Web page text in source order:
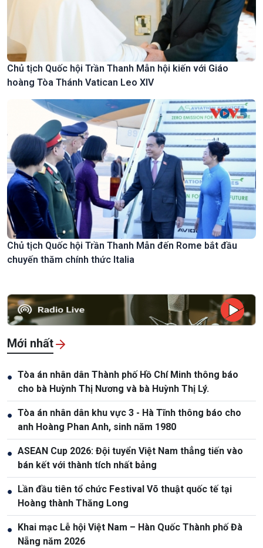
Chủ tịch Quốc hội Trần Thanh Mẫn hội kiến với Giáo
hoàng Tòa Thánh Vatican Leo XIV
Chủ tịch Quốc hội Trần Thanh Mẫn đến Rome bắt đầu
chuyến thăm chính thức Italia
Mới nhất
● Tòa án nhân dân Thành phố Hồ Chí Minh thông báo
cho bà Huỳnh Thị Nương và bà Huỳnh Thị Lý.
● Tòa án nhân dân khu vực 3 - Hà Tĩnh thông báo cho
anh Hoàng Phan Anh, sinh năm 1980
● ASEAN Cup 2026: Đội tuyển Việt Nam thẳng tiến vào
bán kết với thành tích nhất bảng
●
Lần đầu tiên tổ chức Festival Võ thuật quốc tế tại
Hoàng thành Thăng Long
●
Khai mạc Lễ hội Việt Nam – Hàn Quốc Thành phố Đà
Nẵng năm 2026